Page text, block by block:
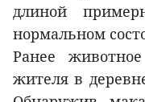
длиной
нормальном
Ранее
жителя в